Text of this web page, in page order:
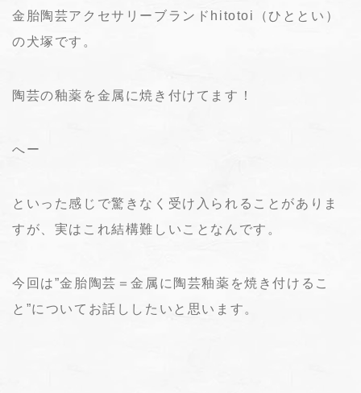
金胎陶芸アクセサリーブランドhitotoi（ひととい）
の犬塚です。
陶芸の釉薬を金属に焼き付けてます！
へー
といった感じで驚きなく受け入られることがありま
すが、実はこれ結構難しいことなんです。
今回は”金胎陶芸＝金属に陶芸釉薬を焼き付けるこ
と”についてお話ししたいと思います。